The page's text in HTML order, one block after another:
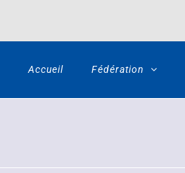
Accueil Fédération